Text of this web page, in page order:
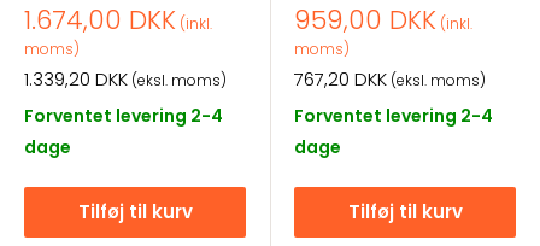
Salgspris
1.674,00 DKK (inkl.
moms)
Salgspris
1.339,20 DKK (eksl. moms)
Forventet levering 2-4
dage
Tilføj til kurv
Salgspris
959,00 DKK (inkl.
moms)
Salgspris
767,20 DKK (eksl. moms)
Forventet levering 2-4
dage
Tilføj til kurv